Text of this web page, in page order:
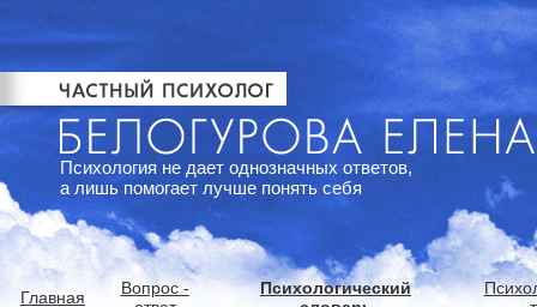
Психология не дает однозначных ответов,
а лишь помогает лучше понять себя
Главная
Вопрос -
Психологический